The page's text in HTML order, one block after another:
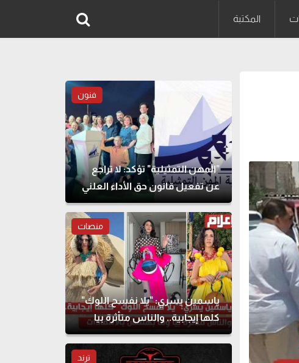
المكتبة
فنون
"المهن التمثيلية" تؤكد: لا تراجع
عن تفعيل قانون حق الأداء العلني
منصات
ياسمين يسري: "يلا نفسح اللوك"
كلها إيجابية.. والناس متأثرة بيا
وما بهتمش بالانتقادات
ترند